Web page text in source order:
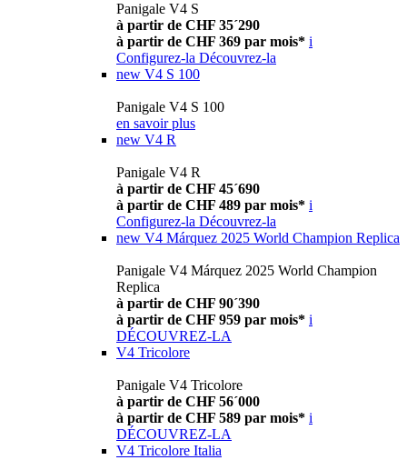
Panigale V4 S
à partir de CHF 35´290
à partir de CHF 369 par mois* i
Configurez-la Découvrez-la
new V4 S 100
Panigale V4 S 100
en savoir plus
new V4 R
Panigale V4 R
à partir de CHF 45´690
à partir de CHF 489 par mois* i
Configurez-la Découvrez-la
new V4 Márquez 2025 World Champion Replica
Panigale V4 Márquez 2025 World Champion
Replica
à partir de CHF 90´390
à partir de CHF 959 par mois* i
DÉCOUVREZ-LA
V4 Tricolore
Panigale V4 Tricolore
à partir de CHF 56´000
à partir de CHF 589 par mois* i
DÉCOUVREZ-LA
V4 Tricolore Italia